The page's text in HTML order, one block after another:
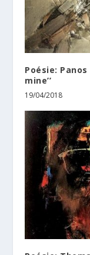
Poésie:
mine’’
19/04/2018